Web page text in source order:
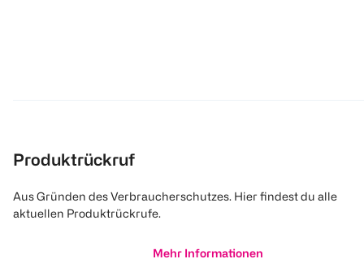
Produktrückruf
Aus Gründen des Verbraucherschutzes. Hier findest du alle
aktuellen Produktrückrufe.
Mehr Informationen